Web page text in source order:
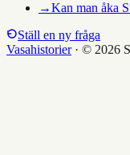
→Kan man åka
Ställ en ny fråga
Vasahistorier· © 2026